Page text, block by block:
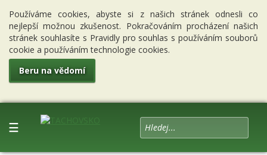
Používáme cookies, abyste si z našich stránek odnesli co
nejlepší možnou zkušenost. Pokračováním procházení našich
stránek souhlasíte s Pravidly pro souhlas s používáním souborů
cookie a používáním technologie cookies.
Beru na vědomí
☰